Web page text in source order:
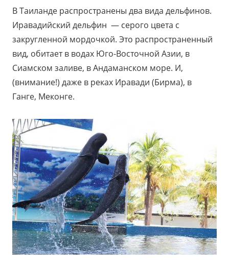
В Таиланде распространены два вида дельфинов.
Иравадийский дельфин — серого цвета с
закругленной мордочкой. Это распространенный
вид, обитает в водах Юго-Восточной Азии, в
Сиамском заливе, в Андаманском море. И,
(внимание!) даже в реках Иравади (Бирма), в
Ганге, Меконге.